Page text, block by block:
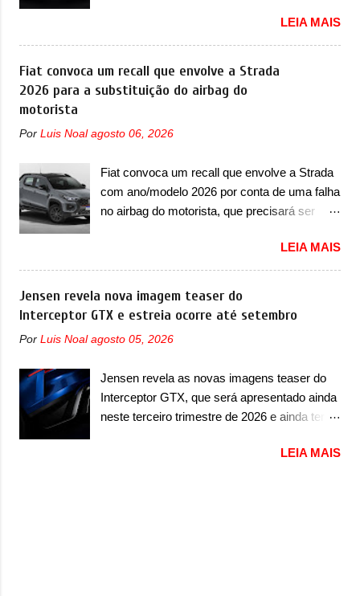
Denza. Até o momento, a marca divulgou
algumas imagens externas e informações
sobre o sedã, que terá seu lançamento ainda
neste ano de 2026. Em termos de design, o
linhas do conceito que o antecipou no Salão
semestre. Na dianteira, o sedã conta com
faróis mais quadrados e compactos, com
luzes ...
Rezvani apresentou as primeiras imagens
teaser de um novo superesportivo que vai
oferecer aos seus consumidores. Trata-se do
Dune, um cupê superesportivo que terá uma
proposta off-road assim como outros
Porsche 911 Dakar e o... Lamborghini
grande parte no desenvolvimento do Dune.
Baseado no Huracán, o Dune nasce com
uma proposta similar ao que a marca
design ainda mais Mad Max – algo
característico da Rezvani. Junto com as
imagens, a marca já confirmou que o Dune
será um carro muito exclusivo. Ao todo,
serão apenas sete unidades produzidas...
Ele será equipado com um motor V10
Supercharger capaz de desenvolver cerca de
800cv que separou a performance exótica da
LEIA MAIS
Fiat convoca um recall que envolve a Strada
2026 para a substituição do airbag do
motorista
Por Luis Noal agosto 06, 2026
Fiat convoca um recall que envolve a Strada
com ano/modelo 2026 por conta de uma falha
no airbag do motorista, que precisará ser
24 de outubro de 2025 que envolve os
proprietários da Strada no Brasil. O chamado
envolve unidades com ano/modelo 2026 da
picape compacta e envolve todas as versões
unidades afetadas precisam retornar a uma
airbag do motorista, que precisará ser
substituído porque pode ter sido produzido de
forma errada. O serviço já pode ser
marca, sem custo. Em comunicado, a Fiat
LEIA MAIS
Jensen revela nova imagem teaser do
Interceptor GTX e estreia ocorre até setembro
Por Luis Noal agosto 05, 2026
Jensen revela as novas imagens teaser do
Interceptor GTX, que será apresentado ainda
neste terceiro trimestre de 2026 e ainda terá
Jensen International Automotive (abreviação
LEIA MAIS